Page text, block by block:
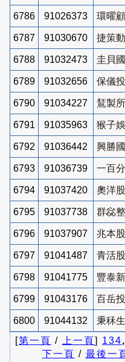
6786 91026373 環曜
6787 91030670 捷策
6788 91032473 圭貝
6789 91032656 保儀
6790 91034227 鵟製
6791 91035963 猴子
6792 91036442 興勝
6793 91036739 一百
6794 91037420 奧洋
6795 91037738 群惢
6796 91037907 兆本
6797 91041487 青活
6798 91041775 豐泰
6799 91043176 百岳
6800 91044132
秉秝
[第一頁 / 上一頁] 134,
下一頁 / 最後一